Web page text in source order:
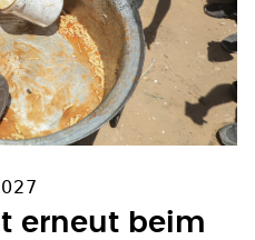
erneut beim